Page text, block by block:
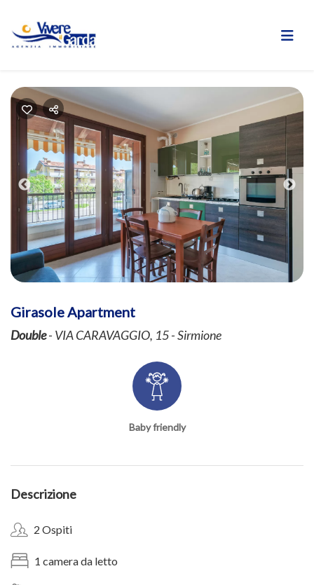
Previous
Girasole Apartment
Double- VIA CARAVAGGIO, 15 - Sirmione
Baby friendly
Descrizione
2 Ospiti
1 camera da letto